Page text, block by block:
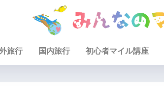
旅行 国内旅行 初心者マイル講座